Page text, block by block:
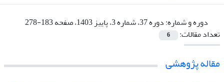
دوره و شماره:دوره 37، شماره 3، پاییز 1403، صفحه 183-278
تعداد مقالات:
6
مقاله پژوهشی